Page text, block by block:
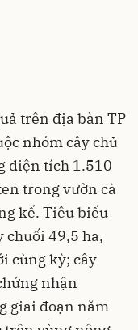
trên địa bàn TP
nhóm cây chủ
diện tích 1.510
trong vườn cà
kể. Tiêu biểu
chuối 49,5 ha,
cùng kỳ; cây
nhận
giai đoạn năm